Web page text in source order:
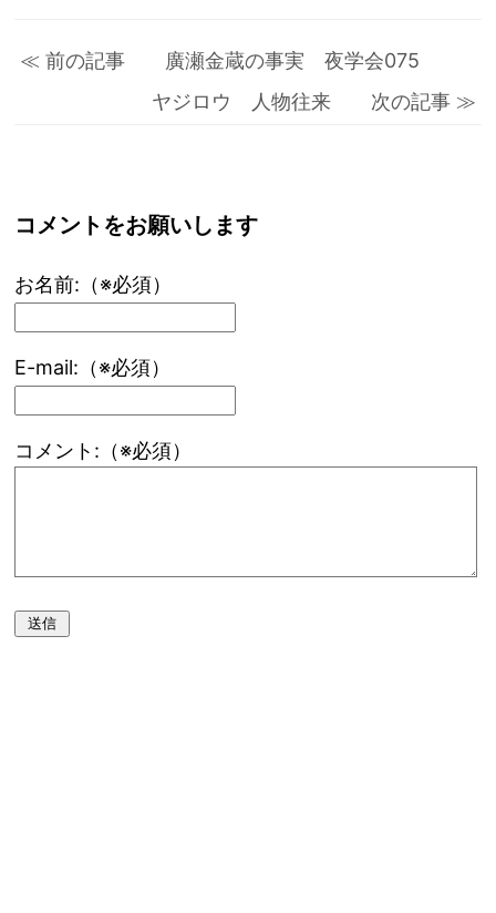
≪ 前の記事 廣瀬金蔵の事実 夜学会075
ヤジロウ 人物往来 次の記事 ≫
コメントをお願いします
お名前:（※必須）
E-mail:（※必須）
コメント:（※必須）